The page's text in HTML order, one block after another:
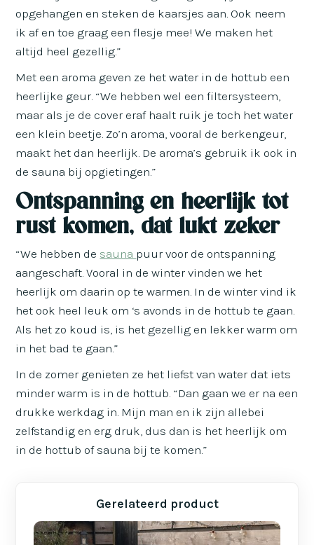
opgehangen en steken de kaarsjes aan. Ook neem
ik af en toe graag een flesje mee! We maken het
altijd heel gezellig.”
Met een aroma geven ze het water in de hottub een
heerlijke geur. “We hebben wel een filtersysteem,
maar als je de cover eraf haalt ruik je toch het water
een klein beetje. Zo’n aroma, vooral de berkengeur,
maakt het dan heerlijk. De aroma’s gebruik ik ook in
de sauna bij opgietingen.”
Ontspanning en heerlijk tot
rust komen, dat lukt zeker
“We hebben de sauna puur voor de ontspanning
aangeschaft. Vooral in de winter vinden we het
heerlijk om daarin op te warmen. In de winter vind ik
het ook heel leuk om ‘s avonds in de hottub te gaan.
Als het zo koud is, is het gezellig en lekker warm om
in het bad te gaan.”
In de zomer genieten ze het liefst van water dat iets
minder warm is in de hottub. “Dan gaan we er na een
drukke werkdag in. Mijn man en ik zijn allebei
zelfstandig en erg druk, dus dan is het heerlijk om
in de hottub of sauna bij te komen.”
Gerelateerd product